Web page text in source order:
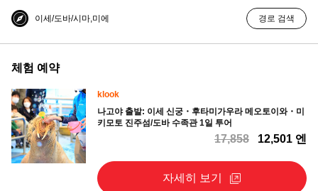
이세/도바/시마,미에 경로 검색
체험 예약
klook
나고야 출발: 이세 신궁・후타미가우라 메오토이와・미
키모토 진주섬/도바 수족관 1일 투어
17,858 12,501 엔
자세히 보기